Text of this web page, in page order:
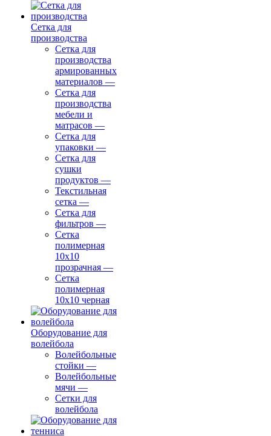
Сетка для
производства
Сетка для
производства
армированных
материалов —
Сетка для
производства
мебели и
матрасов —
Сетка для
упаковки —
Сетка для
сушки
продуктов —
Текстильная
сетка —
Сетка для
фильтров —
Сетка
полимерная
10х10
прозрачная —
Сетка
полимерная
10х10 черная
Оборудование для
волейбола
Волейбольные
стойки —
Волейбольные
мячи —
Сетки для
волейбола